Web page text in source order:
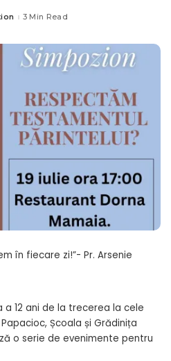
3 Min Read
în fiecare zi!”- Pr. Arsenie
a 12 ani de la trecerea la cele
Școala și Grădinița
o serie de evenimente pentru